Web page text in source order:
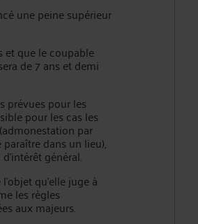
une peine supérieur
et que le coupable
de 7 ans et demi
prévues pour les
pour les cas les
par
dans un lieu),
général.
qu’elle juge à
les règles
aux majeurs.